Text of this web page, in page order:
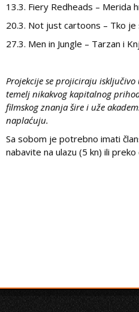
13.3. Fiery Redheads – Merida
20.3. Not just cartoons – Tko
27.3. Men in Jungle – Tarzan i
Projekcije se projiciraju
temelj nikakvog kapitalnog
filmskog znanja šire i uže
naplaćuju.
Sa sobom je potrebno imati
nabavite na ulazu (5 kn) ili preko